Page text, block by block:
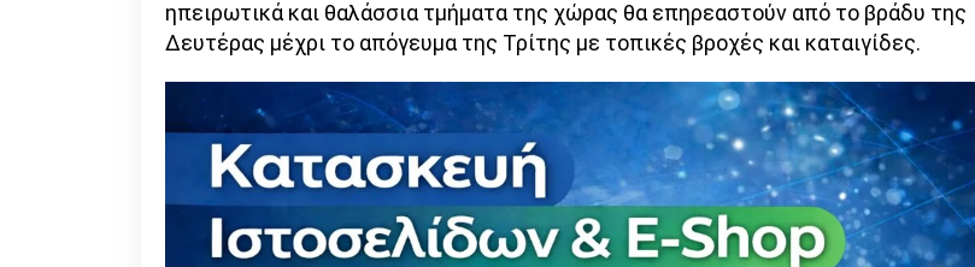
ηπειρωτικά και θαλάσσια τμήματα της χώρας θα επηρεαστούν από το βράδυ της
Δευτέρας μέχρι το απόγευμα της Τρίτης με τοπικές βροχές και καταιγίδες.